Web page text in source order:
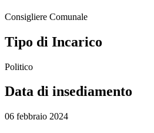
Consigliere Comunale
Tipo di Incarico
Politico
Data di insediamento
06 febbraio 2024